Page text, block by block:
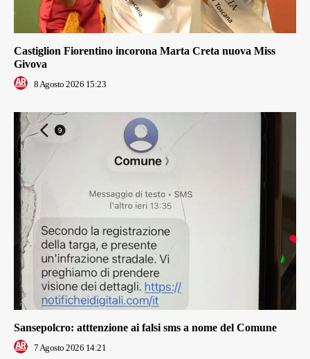
Castiglion Fiorentino incorona Marta Creta nuova Miss
Givova
8 Agosto 2026 15:23
Sansepolcro: atttenzione ai falsi sms a nome del Comune
7 Agosto 2026 14:21